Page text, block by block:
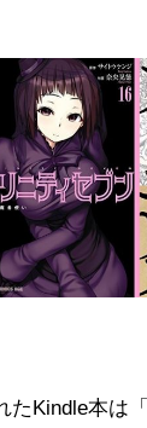
たKindle本は